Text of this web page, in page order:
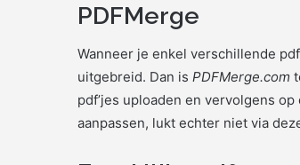
PDFMerge
Wanneer je enkel verschillende
uitgebreid. Dan is PDFMerge.com
pdf’jes uploaden en vervolgens op
aanpassen, lukt echter niet via